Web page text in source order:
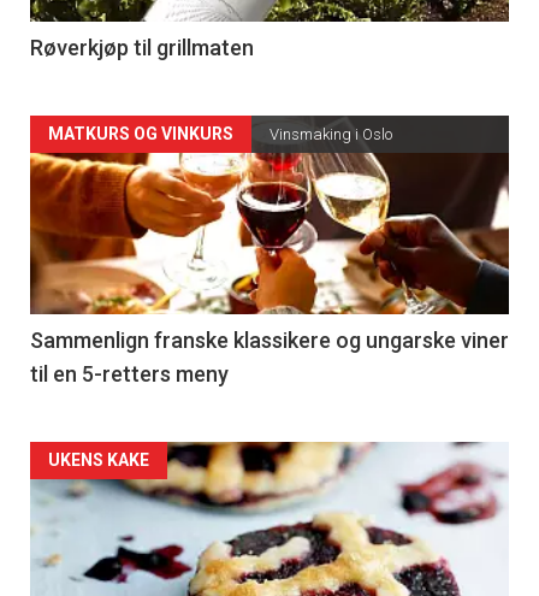
4
Røverkjøp til grillmaten
Forsiden
akkurat
nå
-
5
MATKURS OG VINKURS Vinsmaking i Oslo
Sammenlign franske klassikere og ungarske viner
til en 5-retters meny
Forsiden
akkurat
nå
UKENS KAKE